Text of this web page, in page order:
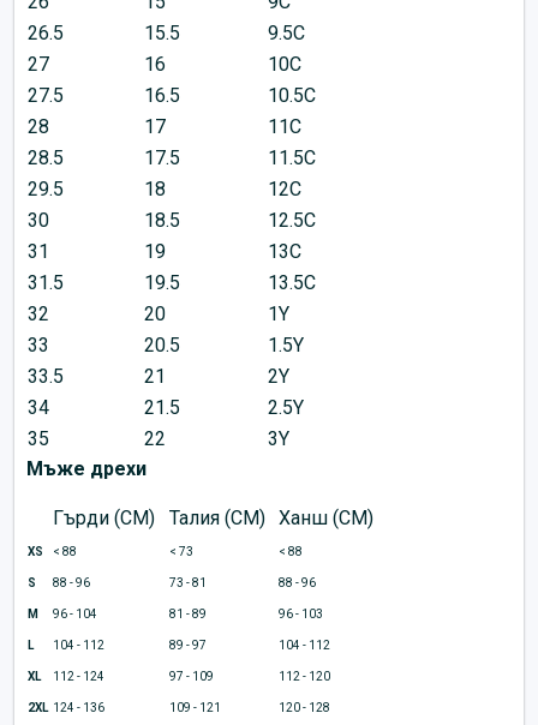
26.5
15.5
9.5C
27
16
10C
27.5
16.5
10.5C
28
17
11C
28.5
17.5
11.5C
29.5
18
12C
30
18.5
12.5C
31
19
13C
31.5
19.5
13.5C
32
20
1Y
33
20.5
1.5Y
33.5
21
2Y
34
21.5
2.5Y
35
22
3Y
Мъже дрехи
Гърди (CM) Талия (CM) Ханш (CM)
XS < 88 < 73 < 88
S 88 - 96 73 - 81 88 - 96
M 96 - 104 81 - 89 96 - 103
L 104 - 112 89 - 97 104 - 112
XL 112 - 124 97 - 109 112 - 120
2XL 124 - 136 109 - 121 120 - 128